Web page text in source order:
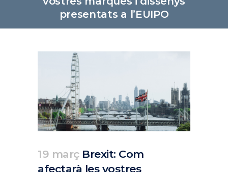
presentats a l’EUIPO
19 marçBrexit: Com
afectarà les vostres